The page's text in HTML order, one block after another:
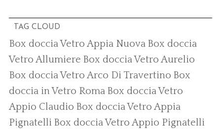
TAG CLOUD
Box doccia Vetro Appia Nuova Box doccia
Vetro Allumiere Box doccia Vetro Aurelio
Box doccia Vetro Arco Di Travertino Box
doccia in Vetro Roma Box doccia Vetro
Appio Claudio Box doccia Vetro Appia
Pignatelli Box doccia Vetro Appio Pignatelli